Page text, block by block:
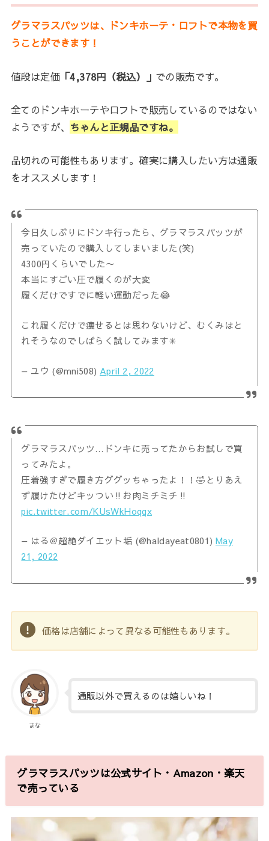
グラマラスパッツは、ドンキホーテ・ロフトで本物を買
うことができます！
値段は定価「4,378円（税込）」 での販売です。
全てのドンキホーテやロフトで販売しているのではない
ようですが、 ちゃんと正規品ですね。
品切れの可能性もあります。確実に購入したい方は通販
をオススメします！
今日久しぶりにドンキ行ったら、グラマラスパッツが
売っていたので購入してしまいました(笑)
4300円くらいでした〜
本当にすごい圧で履くのが大変
履くだけですでに軽い運動だった😂
これ履くだけで痩せるとは思わないけど、むくみはと
れそうなのでしばらく試してみます✳︎
— ユウ (@mni508) April 2, 2022
グラマラスパッツ…ドンキに売ってたからお試しで買
ってみたよ。
圧着強すぎで履き方ググッちゃったよ！！🤣とりあえ
ず履けたけどキッつい‼️お肉ミチミチ‼️
pic.twitter.com/KUsWkHoqqx
— はる＠超絶ダイエット垢 (@haldayeat0801) May
21, 2022
価格は店舗によって異なる可能性もあります。
まな
通販以外で買えるのは嬉しいね！
グラマラスパッツは公式サイト・Amazon・楽天
で売っている